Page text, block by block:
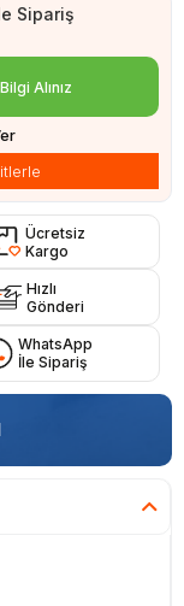
Sipariş
Alınız
Ücretsiz
Kargo
Hızlı
Gönderi
WhatsApp
İle Sipariş